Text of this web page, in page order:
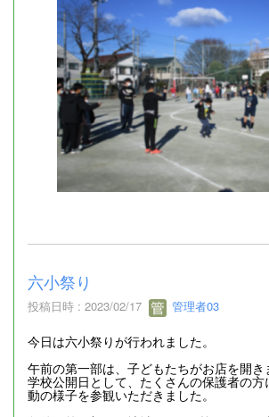
六小祭り
投稿日時 : 2023/02/17 管理者03
今日は六小祭りが行われました。
午前の第一部は、子どもたちがお店を開き
学校公開日として、たくさんの保護者の
動の様子を参観いただきました。